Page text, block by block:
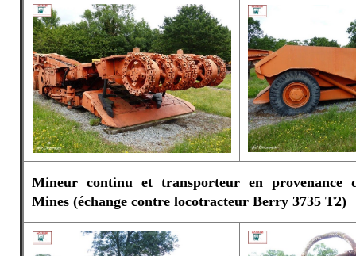
Mineur continu et transporteur en provenance
Mines (échange contre locotracteur Berry 3735 T2)